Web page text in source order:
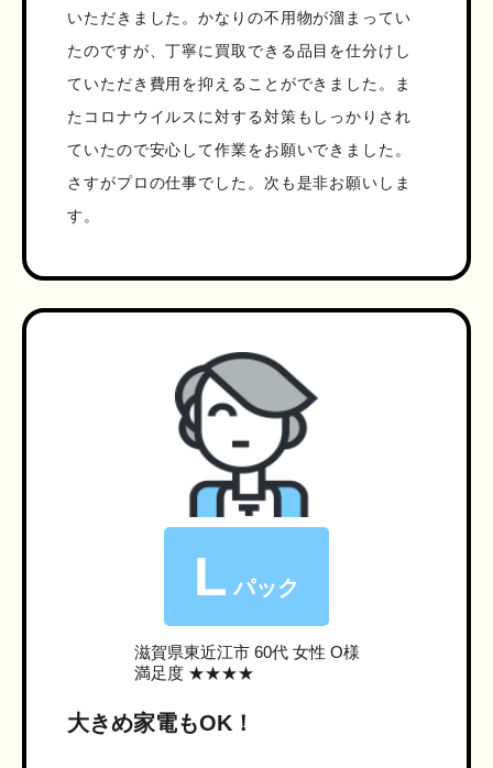
いただきました。かなりの不用物が溜まってい
たのですが、丁寧に買取できる品目を仕分けし
ていただき費用を抑えることができました。ま
たコロナウイルスに対する対策もしっかりされ
ていたので安心して作業をお願いできました。
さすがプロの仕事でした。次も是非お願いしま
す。
L パック
滋賀県東近江市60代 女性 O様
満足度 ★★★★
大きめ家電もOK！